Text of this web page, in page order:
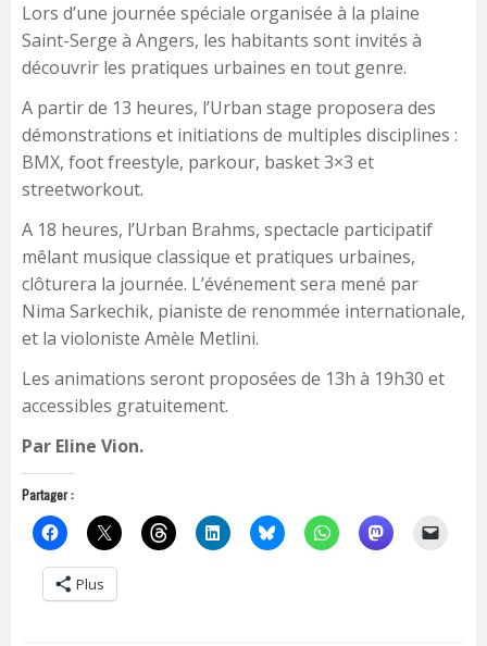
Lors d’une journée spéciale organisée à la plaine
Saint-Serge à Angers, les habitants sont invités à
découvrir les pratiques urbaines en tout genre.
A partir de 13 heures, l’Urban stage proposera des
démonstrations et initiations de multiples disciplines :
BMX, foot freestyle, parkour, basket 3×3 et
streetworkout.
A 18 heures, l’Urban Brahms, spectacle participatif
mêlant musique classique et pratiques urbaines,
clôturera la journée. L’événement sera mené par
Nima Sarkechik, pianiste de renommée internationale,
et la violoniste Amèle Metlini.
Les animations seront proposées de 13h à 19h30 et
accessibles gratuitement.
Par Eline Vion.
Partager :
Plus